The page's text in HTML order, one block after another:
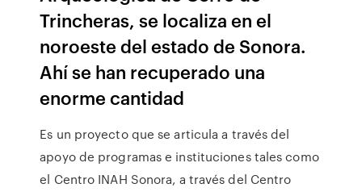
Trincheras, se localiza en el
noroeste del estado de Sonora.
Ahí se han recuperado una
enorme cantidad
Es un proyecto que se articula a través del
apoyo de programas e instituciones tales como
el Centro INAH Sonora, a través del Centro